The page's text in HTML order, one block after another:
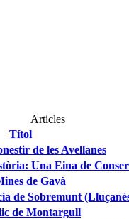
Articles
Títol
de les Avellanes
Una Eina de
de Gavà
de Sobremunt
de Montargull